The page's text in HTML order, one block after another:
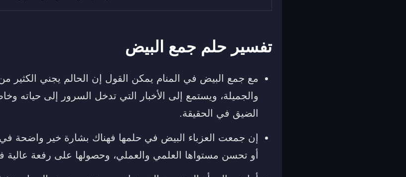
تفسير حلم جمع البيض
مع جمع البيض في المنام يمكن القول إن الحالم يجني الكثير من
والجميلة، ويستمع إلى الأخبار التي تدخل السرور إلى حياته
الضيق في الحقيقة.
إن جمعت العزباء البيض في حلمها فهناك بشارة خير واضحة في
أو تحسن مستواها العلمي والعملي، وحصولها على رفعة عالية